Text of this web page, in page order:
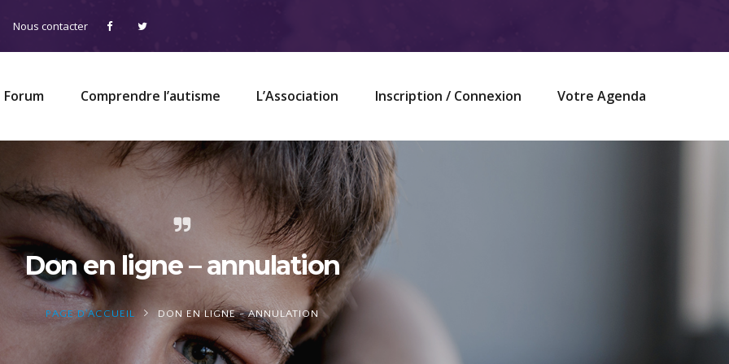
Nous contacter
Forum Comprendre l’autisme L’Association Inscription / Connexion Votre Agenda
Don en ligne – annulation
PAGE D'ACCUEIL DON EN LIGNE - ANNULATION